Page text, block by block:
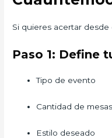
Si quieres acertar desde
Paso 1: Define
Tipo de evento
Cantidad de mesas
Estilo deseado